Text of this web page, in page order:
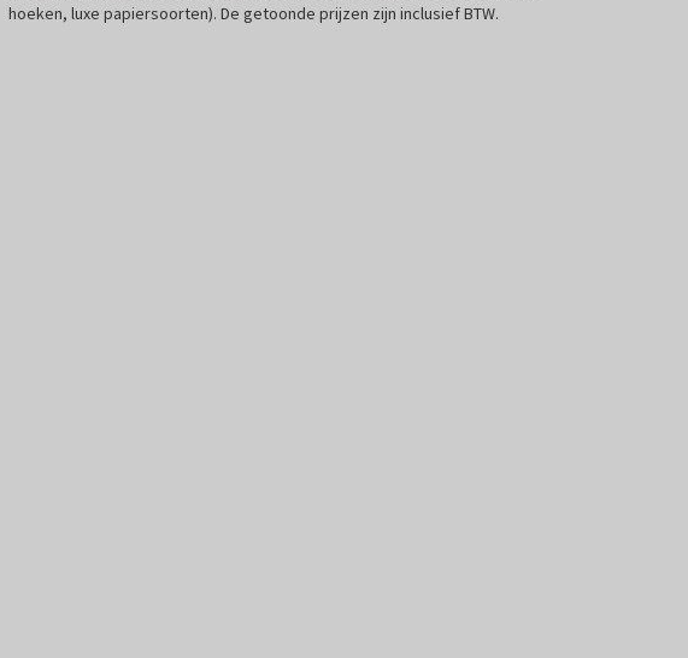
hoeken, luxe papiersoorten). De getoonde prijzen zijn inclusief BTW.